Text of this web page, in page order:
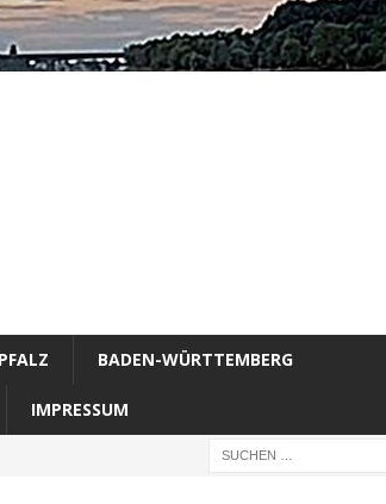
BADEN-WÜRTTEMBERG
IMPRESSUM